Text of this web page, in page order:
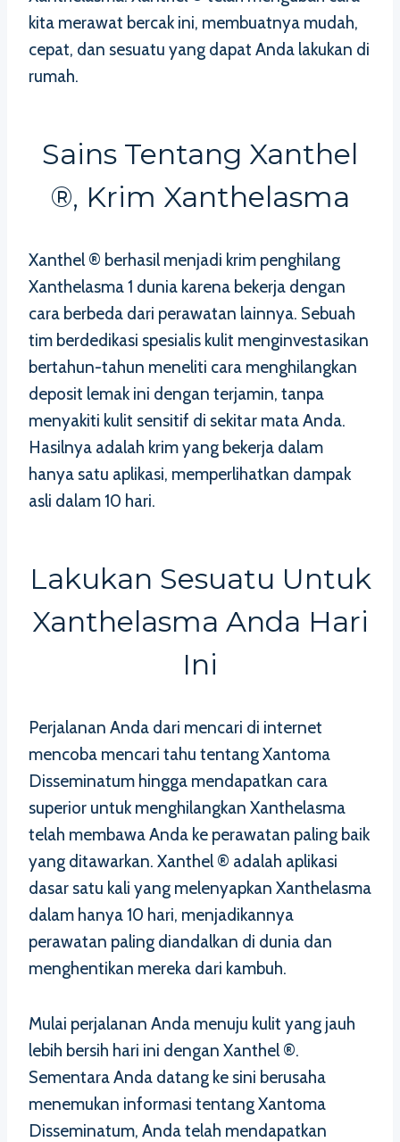
kita merawat bercak ini, membuatnya mudah,
cepat, dan sesuatu yang dapat Anda lakukan di
rumah.
Sains Tentang Xanthel
®, Krim Xanthelasma
Xanthel ® berhasil menjadi krim penghilang
Xanthelasma 1 dunia karena bekerja dengan
cara berbeda dari perawatan lainnya. Sebuah
tim berdedikasi spesialis kulit menginvestasikan
bertahun-tahun meneliti cara menghilangkan
deposit lemak ini dengan terjamin, tanpa
menyakiti kulit sensitif di sekitar mata Anda.
Hasilnya adalah krim yang bekerja dalam
hanya satu aplikasi, memperlihatkan dampak
asli dalam 10 hari.
Lakukan Sesuatu Untuk
Xanthelasma Anda Hari
Ini
Perjalanan Anda dari mencari di internet
mencoba mencari tahu tentang Xantoma
Disseminatum hingga mendapatkan cara
superior untuk menghilangkan Xanthelasma
telah membawa Anda ke perawatan paling baik
yang ditawarkan. Xanthel ® adalah aplikasi
dasar satu kali yang melenyapkan Xanthelasma
dalam hanya 10 hari, menjadikannya
perawatan paling diandalkan di dunia dan
menghentikan mereka dari kambuh.
Mulai perjalanan Anda menuju kulit yang jauh
lebih bersih hari ini dengan Xanthel ®.
Sementara Anda datang ke sini berusaha
menemukan informasi tentang Xantoma
Disseminatum, Anda telah mendapatkan